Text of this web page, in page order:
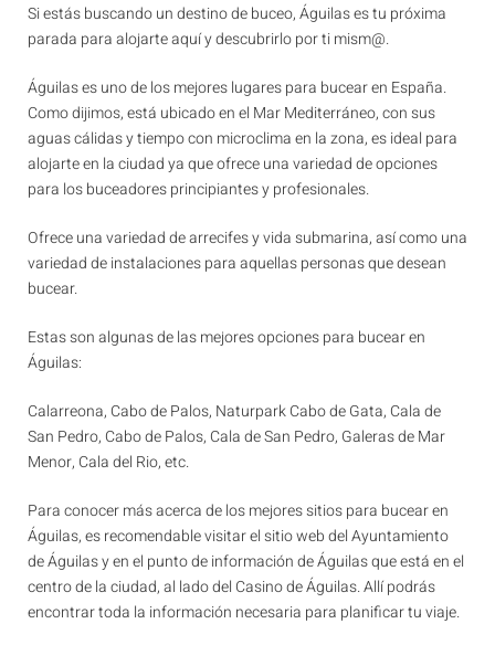
Si estás buscando un destino de buceo, Águilas es tu próxima
parada para alojarte aquí y descubrirlo por ti mism@.
Águilas es uno de los mejores lugares para bucear en España.
Como dijimos, está ubicado en el Mar Mediterráneo, con sus
aguas cálidas y tiempo con microclima en la zona, es ideal para
alojarte en la ciudad ya que ofrece una variedad de opciones
para los buceadores principiantes y profesionales.
Ofrece una variedad de arrecifes y vida submarina, así como una
variedad de instalaciones para aquellas personas que desean
bucear.
Estas son algunas de las mejores opciones para bucear en
Águilas:
Calarreona, Cabo de Palos, Naturpark Cabo de Gata, Cala de
San Pedro, Cabo de Palos, Cala de San Pedro, Galeras de Mar
Menor, Cala del Rio, etc.
Para conocer más acerca de los mejores sitios para bucear en
Águilas, es recomendable visitar el sitio web del Ayuntamiento
de Águilas y en el punto de información de Águilas que está en el
centro de la ciudad, al lado del Casino de Águilas. Allí podrás
encontrar toda la información necesaria para planificar tu viaje.